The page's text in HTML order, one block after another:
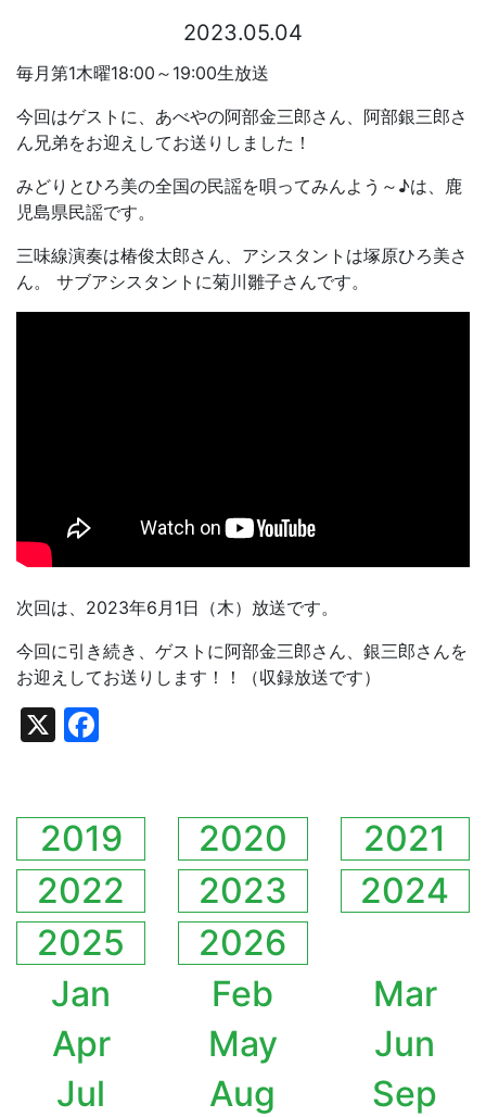
2023.05.04
毎月第1木曜18:00～19:00生放送
今回はゲストに、あべやの阿部金三郎さん、阿部銀三郎さ
ん兄弟をお迎えしてお送りしました！
みどりとひろ美の全国の民謡を唄ってみんよう～♪は、鹿
児島県民謡です。
三味線演奏は椿俊太郎さん、アシスタントは塚原ひろ美さ
ん。 サブアシスタントに菊川雛子さんです。
次回は、2023年6月1日（木）放送です。
今回に引き続き、ゲストに阿部金三郎さん、銀三郎さんを
お迎えしてお送りします！！（収録放送です）
X
2019 2020
2021
2022
2023
2024
2025
2026
Jan
Feb
Mar
Apr
May
Jun
Jul
Aug
Sep